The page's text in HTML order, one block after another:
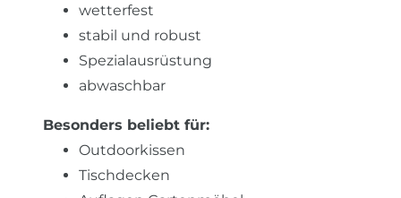
wetterfest
stabil und robust
Spezialausrüstung
abwaschbar
Besonders beliebt für:
Outdoorkissen
Tischdecken